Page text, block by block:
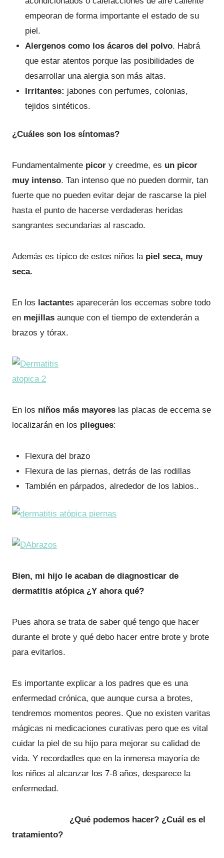
empeoran de forma importante el estado de su
piel.
Alergenos como los ácaros del polvo. Habrá
que estar atentos porque las posibilidades de
desarrollar una alergia son más altas.
Irritantes: jabones con perfumes, colonias,
tejidos sintéticos.
¿Cuáles son los síntomas?
Fundamentalmente picor y creedme, es un picor
muy intenso. Tan intenso que no pueden dormir, tan
fuerte que no pueden evitar dejar de rascarse la piel
hasta el punto de hacerse verdaderas heridas
sangrantes secundarias al rascado.
Además es típico de estos niños la piel seca, muy
seca.
En los lactantes aparecerán los eccemas sobre todo
en mejillas aunque con el tiempo de extenderán a
brazos y tórax.
En los niños más mayores las placas de eccema se
localizarán en los pliegues:
Flexura del brazo
Flexura de las piernas, detrás de las rodillas
También en párpados, alrededor de los labios..
Bien, mi hijo le acaban de diagnosticar de
dermatitis atópica ¿Y ahora qué?
Pues ahora se trata de saber qué tengo que hacer
durante el brote y qué debo hacer entre brote y brote
para evitarlos.
Es importante explicar a los padres que es una
enfermedad crónica, que aunque cursa a brotes,
tendremos momentos peores. Que no existen varitas
mágicas ni medicaciones curativas pero que es vital
cuidar la piel de su hijo para mejorar su calidad de
vida. Y recordadles que en la inmensa mayoría de
los niños al alcanzar los 7-8 años, desparece la
enfermedad.
¿Qué podemos hacer? ¿Cuál es el
tratamiento?